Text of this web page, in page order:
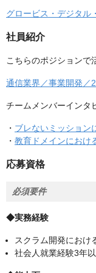
グロービス・デジタル
社員紹介
こちらのポジションで
通信業界／事業開発／
チームメンバーインタ
・ ブレないミッション
・ 教育ドメインにおけ
応募資格
必須要件
◆実務経験
スクラム開発におけ
社会人就業経験3年